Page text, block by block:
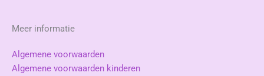
Meer informatie
Algemene voorwaarden
Algemene voorwaarden kinderen